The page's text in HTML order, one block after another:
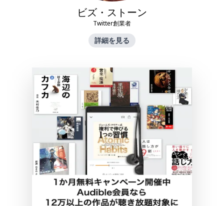
ビズ・ストーン
Twitter創業者
詳細を見る